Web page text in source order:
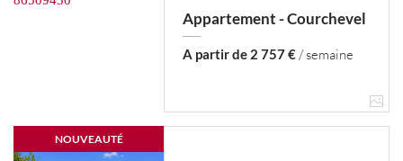
Appartement - Courchevel
A partir de 2 757 €/ semaine
NOUVEAUTÉ